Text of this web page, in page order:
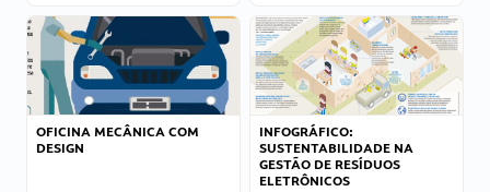
OFICINA MECÂNICA COM
DESIGN
INFOGRÁFICO:
SUSTENTABILIDADE NA
GESTÃO DE RESÍDUOS
ELETRÔNICOS